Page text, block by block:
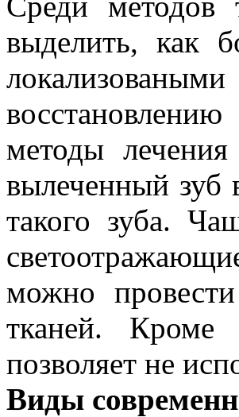
выделить, как
методы
вылеченный зуб
такого зуба.
можно
тканей. Кроме
позволяет не
Виды